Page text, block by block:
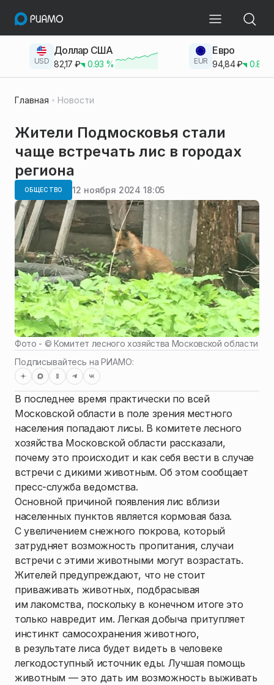
USD
Доллар США
82,17 ₽ 0.93 % EUR
Евро
94,84₽ 0.83
Главная Новости
Жители Подмосковья стали
чаще встречать лис в городах
региона
ОБЩЕСТВО 12 ноября 2024 18:05
Фото - ©Комитет лесного хозяйства Московской области
Подписывайтесь на РИАМО:
В последнее время практически по всей
Московской области в поле зрения местного
населения попадают лисы. В комитете лесного
хозяйства Московской области рассказали,
почему это происходит и как себя вести в случае
встречи с дикими животным. Об этом сообщает
пресс-служба ведомства.
Основной причиной появления лис вблизи
населенных пунктов является кормовая база.
С увеличением снежного покрова, который
затрудняет возможность пропитания, случаи
встречи с этими животными могут возрастать.
Жителей предупреждают, что не стоит
приваживать животных, подбрасывая
им лакомства, поскольку в конечном итоге это
только навредит им. Легкая добыча притупляет
инстинкт самосохранения животного,
в результате лиса будет видеть в человеке
легкодоступный источник еды. Лучшая помощь
животным — это дать им возможность выживать